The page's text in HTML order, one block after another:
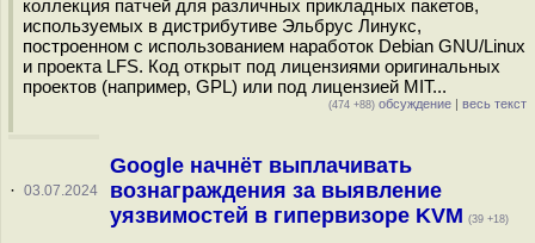
коллекция патчей для различных прикладных пакетов,
используемых в дистрибутиве Эльбрус Линукс,
построенном с использованием наработок Debian GNU/Linux
и проекта LFS. Код открыт под лицензиями оригинальных
проектов (например, GPL) или под лицензией MIT...
(474 +88) обсуждение | весь текст
· 03.07.2024
Google начнёт выплачивать
вознаграждения за выявление
уязвимостей в гипервизоре KVM (39 +18)